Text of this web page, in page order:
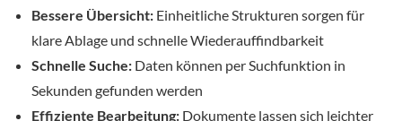
Bessere Übersicht: Einheitliche Strukturen sorgen für
klare Ablage und schnelle Wiederauffindbarkeit
Schnelle Suche: Daten können per Suchfunktion in
Sekunden gefunden werden
Effiziente Bearbeitung: Dokumente lassen sich leichter